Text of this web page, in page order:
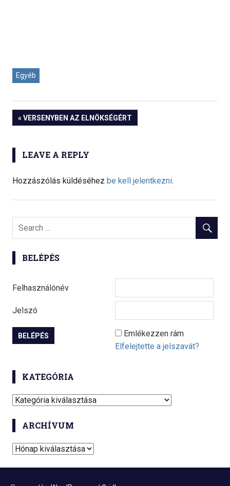
Egyéb
Bejegyzés
navigáció
« VERSENYBEN AZ ELNÖKSÉGÉRT
LEAVE A REPLY
Hozzászólás küldéséhez be kell jelentkezni.
BELÉPÉS
Felhasználónév
Jelszó
Emlékezzen rám
Elfelejtette a jelszavát?
KATEGÓRIA
K
g
ARCHÍVUM
A